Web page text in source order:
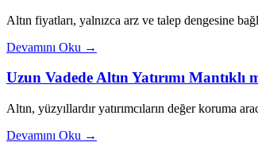
Altın fiyatları, yalnızca arz ve talep dengesine
Devamını Oku →
Uzun Vadede Altın Yatırımı Mantıklı
Altın, yüzyıllardır yatırımcıların değer koruma
Devamını Oku →